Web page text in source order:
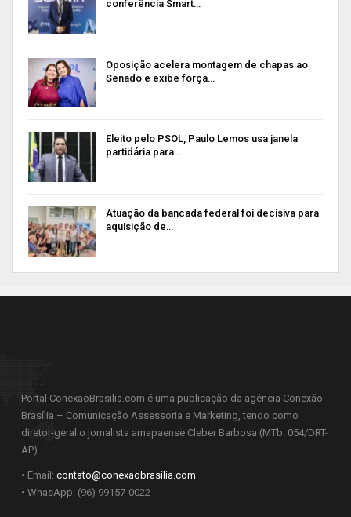
conferência Smart…
Oposição acelera montagem de chapas ao
Senado e exibe força…
Eleito pelo PSOL, Paulo Lemos usa janela
partidária para…
Atuação da bancada federal foi decisiva para
aquisição de…
Portal ConexaoBrasilia.com é uma publicação da agência Conexão
Brasília – Comunicação Assessoria e Marketing, tendo como
diretor-geral o jornalista amapaense Cleber Barbosa (MTb. 054/DRT-
AP).
• Email: contato@conexaobrasilia.com
• WhasApp: (96) 99157-0022